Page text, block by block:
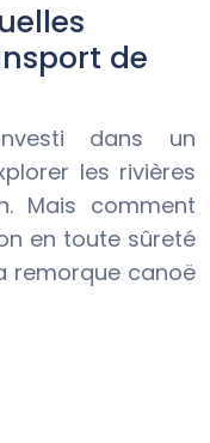
de
dans un
les rivières
Mais comment
en toute sûreté
remorque canoë